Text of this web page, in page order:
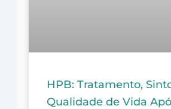
HPB: Tratamento,
Qualidade de Vida